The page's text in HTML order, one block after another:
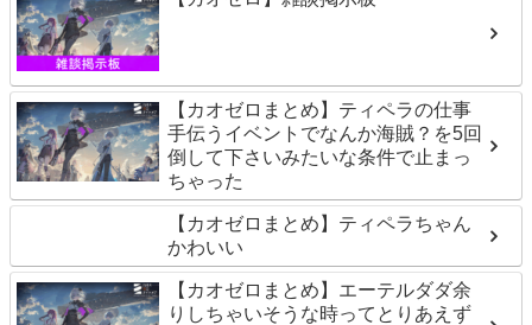
【カオゼロまとめ】ティペラの仕事
手伝うイベントでなんか海賊？を5回
倒して下さいみたいな条件で止まっ
ちゃった
【カオゼロまとめ】ティペラちゃん
かわいい
【カオゼロまとめ】エーテルダダ余
りしちゃいそうな時ってとりあえず